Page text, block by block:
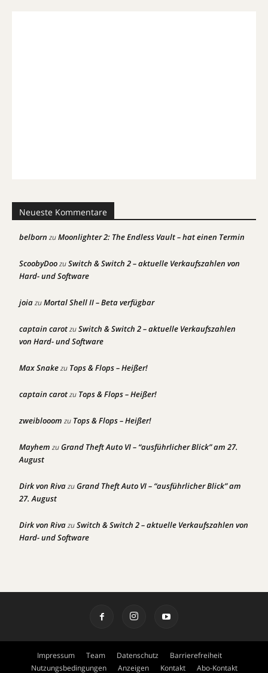
Neueste Kommentare
belborn zuMoonlighter 2: The Endless Vault – hat einen Termin
ScoobyDoozuSwitch & Switch 2 – aktuelle Verkaufszahlen von
Hard- und Software
joiazuMortal Shell II – Beta verfügbar
captain carotzuSwitch & Switch 2 – aktuelle Verkaufszahlen
von Hard- und Software
Max Snakezu Tops & Flops – Heißer!
captain carotzu Tops & Flops – Heißer!
zweiblooom zu Tops & Flops – Heißer!
Mayhem zuGrand Theft Auto VI – “ausführlicher Blick” am 27.
August
Dirk von RivazuGrand Theft Auto VI – “ausführlicher Blick” am
27. August
Dirk von RivazuSwitch & Switch 2 – aktuelle Verkaufszahlen von
Hard- und Software
Impressum Team Datenschutz
Barrierefreiheit
Nutzungsbedingungen
Anzeigen Kontakt Abo-Kontakt